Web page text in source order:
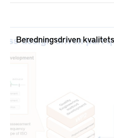
Beredningsdriven